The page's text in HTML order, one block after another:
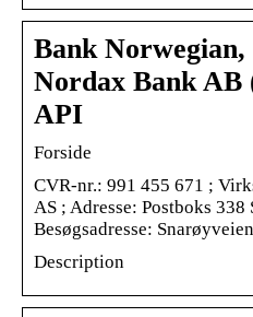
Bank
Nordax Bank AB
API
Forside
CVR-nr.: 991 455 671 ;
AS ; Adresse: Postboks
Besøgsadresse:
Description